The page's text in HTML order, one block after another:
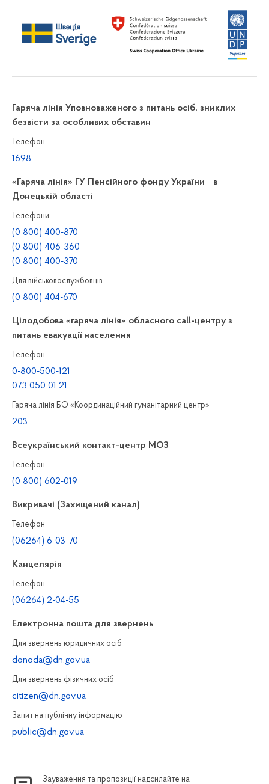
Гаряча лінія Уповноваженого з питань осіб, зниклих
безвісти за особливих обставин
Телефон
1698
«Гаряча лінія» ГУ Пенсійного фонду України в
Донецькій області
Телефони
(0 800) 400-870
(0 800) 406-360
(0 800) 400-370
Для військовослужбовців
(0 800) 404-670
Цілодобова «гаряча лінія» обласного call-центру з
питань евакуації населення
Телефон
0-800-500-121
073 050 01 21
Гаряча лінія БО «Координаційний гуманітарний центр»
203
Всеукраїнський контакт-центр МОЗ
Телефон
(0 800) 602-019
Викривачі (Захищений канал)
Телефон
(06264) 6-03-70
Канцелярiя
Телефон
(06264) 2-04-55
Електронна пошта для звернень
Для звернень юридичних осiб
donoda@dn.gov.ua
Для звернень фізичних осiб
citizen@dn.gov.ua
Запит на публiчну інформацiю
public@dn.gov.ua
Зауваження та пропозиції надсилайте на